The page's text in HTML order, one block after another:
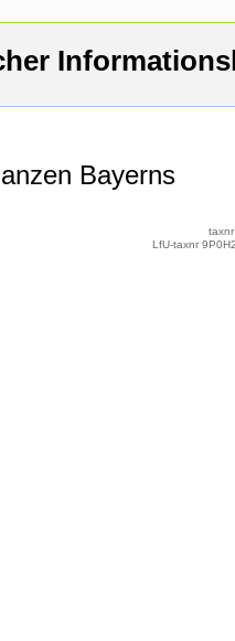
Bayerns
LfU-taxnr